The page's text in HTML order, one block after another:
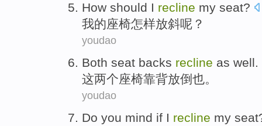
How should I recline my seat?
我的座椅怎样放斜呢？
youdao
Both seat backs recline as well.
这两个座椅靠背放倒也。
youdao
Do you mind if I recline my